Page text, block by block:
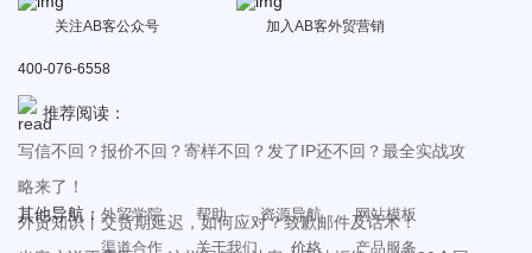
关注AB客公众号 加入AB客外贸营销
400-076-6558
推荐阅读：
写信不回？报价不回？寄样不回？发了IP还不回？最全实战攻
略来了！
外贸知识丨交货期延迟，如何应对？致歉邮件及话术！
其他导航： 外贸学院 帮助 资源导航
网站模板
渠道合作
关于我们 价格
产品服务